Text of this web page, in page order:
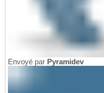
Envoyé par Pyramidev